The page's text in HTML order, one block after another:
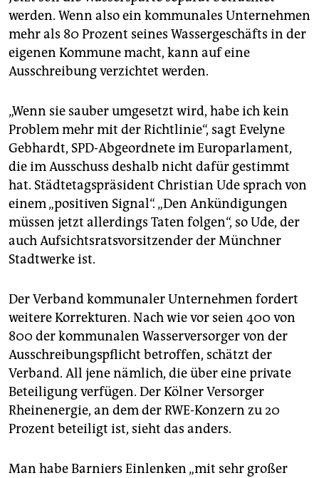
werden. Wenn also ein kommunales Unternehmen
mehr als 80 Prozent seines Wassergeschäfts in der
eigenen Kommune macht, kann auf eine
Ausschreibung verzichtet werden.
„Wenn sie sauber umgesetzt wird, habe ich kein
Problem mehr mit der Richtlinie“, sagt Evelyne
Gebhardt, SPD-Abgeordnete im Europarlament,
die im Ausschuss deshalb nicht dafür gestimmt
hat. Städtetagspräsident Christian Ude sprach von
einem „positiven Signal“. „Den Ankündigungen
müssen jetzt allerdings Taten folgen“, so Ude, der
auch Aufsichtsratsvorsitzender der Münchner
Stadtwerke ist.
Der Verband kommunaler Unternehmen fordert
weitere Korrekturen. Nach wie vor seien 400 von
800 der kommunalen Wasserversorger von der
Ausschreibungspflicht betroffen, schätzt der
Verband. All jene nämlich, die über eine private
Beteiligung verfügen. Der Kölner Versorger
Rheinenergie, an dem der RWE-Konzern zu 20
Prozent beteiligt ist, sieht das anders.
Man habe Barniers Einlenken „mit sehr großer